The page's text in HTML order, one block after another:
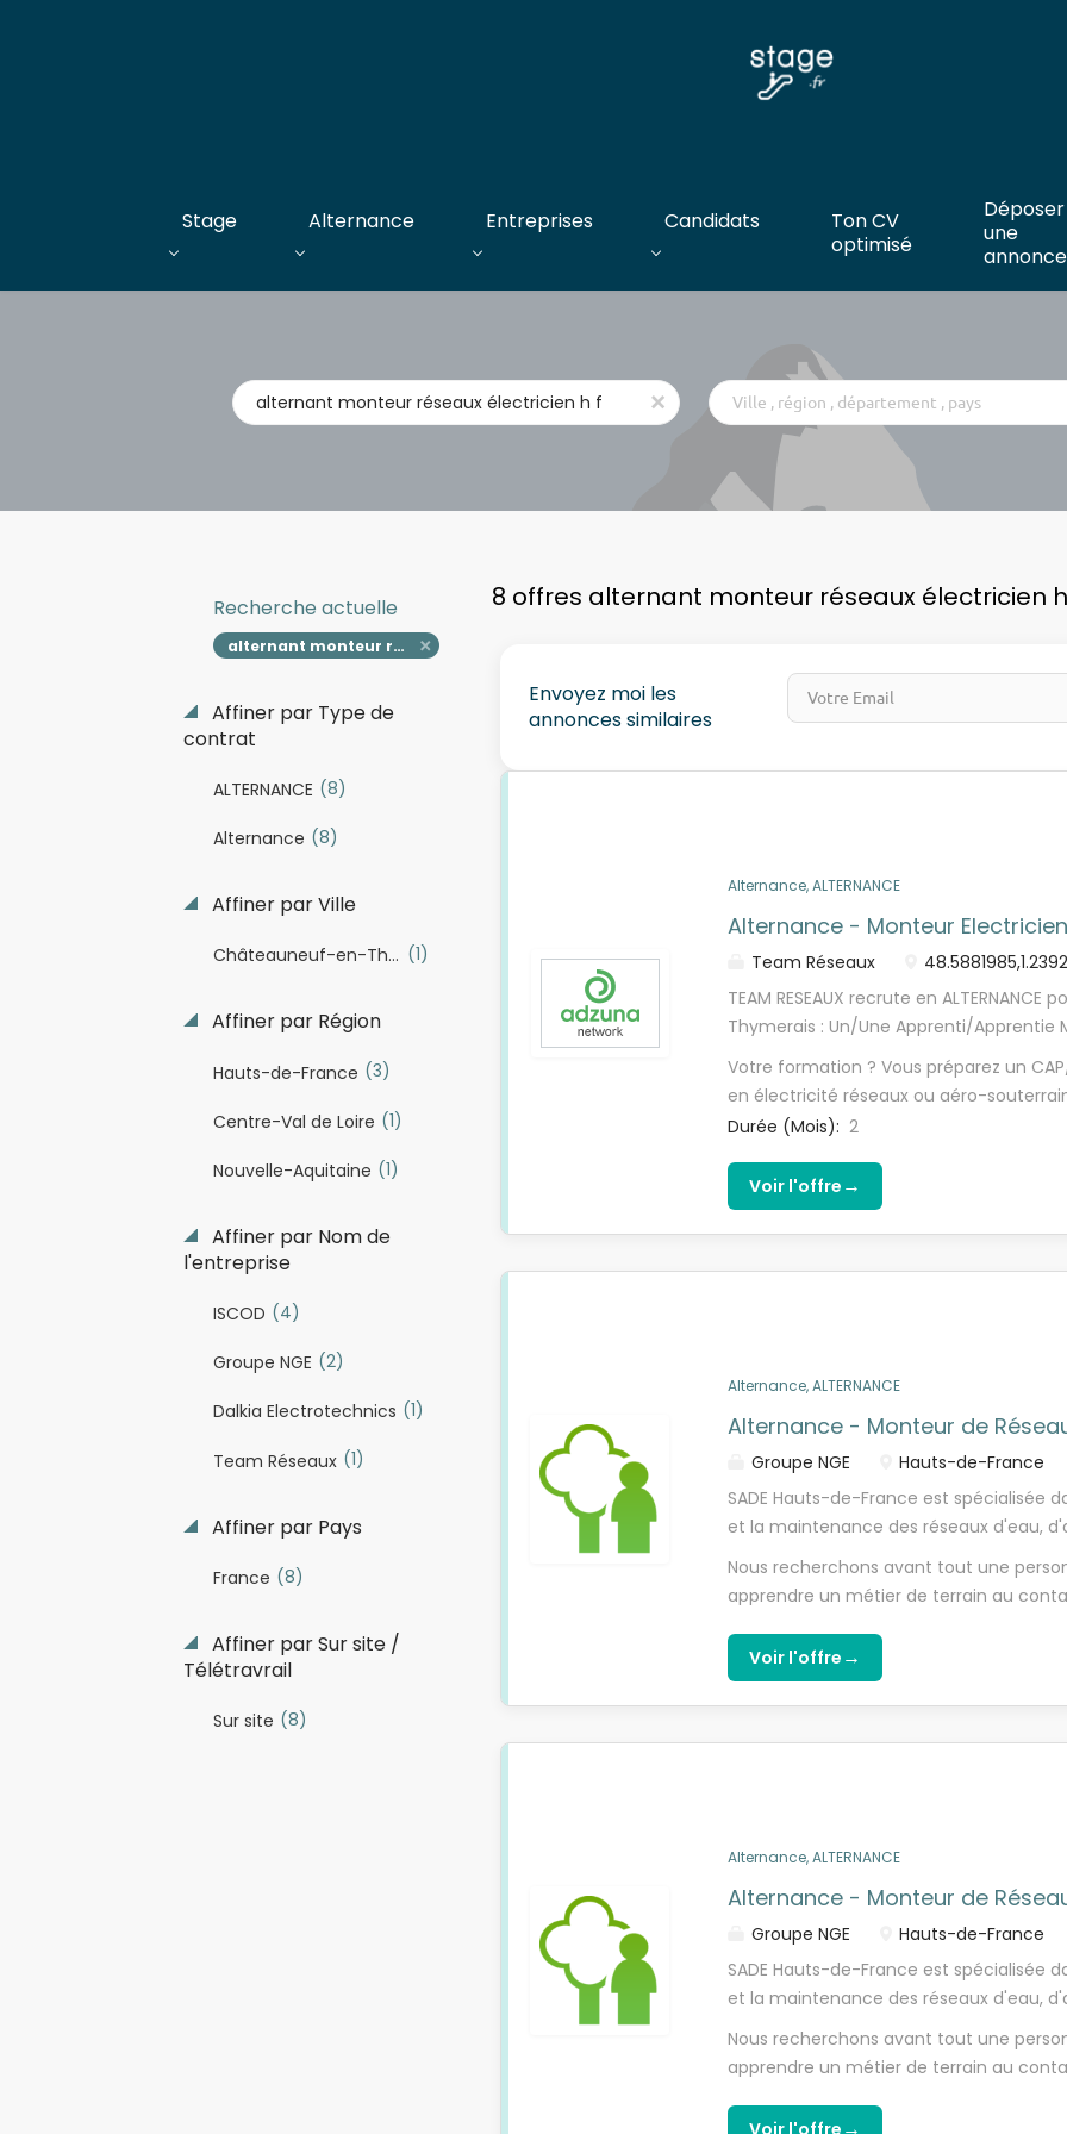
Stage Alternance Entreprises Candidats
Ton CV
optimisé
Déposer
une
annonce
Métier,
entreprise,
x
Ville
,
département
,
8 offres alternant monteur réseaux électricien
Recherche actuelle
alternant monteur réseaux électricien h f
Affiner par Type de
contrat
ALTERNANCE (8)
Alternance (8)
Affiner par Ville
Châteauneuf-en-Thymerais (1)
Affiner par Région
Hauts-de-France (3)
Centre-Val de Loire (1)
Nouvelle-Aquitaine (1)
Affiner par Nom de
l'entreprise
ISCOD (4)
Groupe NGE (2)
Dalkia Electrotechnics (1)
Team Réseaux (1)
Affiner par Pays
France (8)
Affiner par Sur site /
Télétravrail
Sur site (8)
Envoyez moi les
annonces similaires
Alternance, ALTERNANCE
Alternance - Monteur
Team Réseaux
TEAM RESEAUX recrute en
Thymerais : Un/Une Apprenti/Apprentie
Electricien/Electricienne Réseaux ! Envie
conviviale pour effectuer votre
alternance avec un vrai
Apprenti/Apprentie Monteur Electricien
d'environ 17 personnes, vous serez
qui concerne notamment le réseau
/EP (Eclairage Public) ; - Les liaisons
place...
Votre formation ? Vous préparez un
en électricité réseaux ou aéro-
avant tout, la motivation d'apprendre !
Durée (Mois): 2
Voir l'offre →
Alternance, ALTERNANCE
Alternance - Monteur de
Groupe NGE
Hauts-de-France
SADE Hauts-de-France est spécialisée
et la maintenance des réseaux d'eau,
environnementales. Notre expertise
collectivités et entreprises des
ressources en eau, en assurant des
de l'environnement. Dans le cadre du
Hauts-de-France recrute un Monteur de
interpréter les plans, schémas et
raccordements sur réseaux aériens et
Nous recherchons avant tout une
apprendre un métier de terrain au
dynamique, manuel(le) et aimez le
de rigueur et accordez une grande
vrai esprit d'équipe et le sens du
envie de monter rapidement en
Voir l'offre →
Alternance, ALTERNANCE
Alternance - Monteur de
Groupe NGE
Hauts-de-France
SADE Hauts-de-France est spécialisée
et la maintenance des réseaux d'eau,
environnementales. Notre expertise
collectivités et entreprises des
ressources en eau, en assurant des
de l'environnement. Dans le cadre du
Nous recherchons avant tout une
apprendre un métier de terrain au
dynamique, manuel(le) et aimez le
Voir l'offre